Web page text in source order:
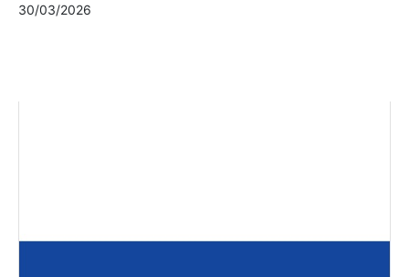
30/03/2026